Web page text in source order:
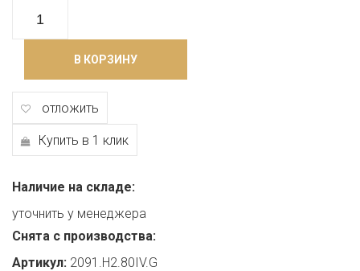
В КОРЗИНУ
отложить
Купить в 1 клик
Наличие на складе:
уточнить у менеджера
Снята с производства:
Артикул: 2091.H2.80IV.G